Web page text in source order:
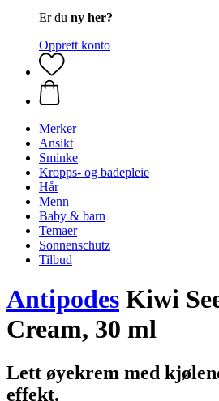
Er du ny her?
Opprett konto
Merker
Ansikt
Sminke
Kropps- og badepleie
Hår
Menn
Baby & barn
Temaer
Sonnenschutz
Tilbud
Antipodes Kiwi
Cream, 30 ml
Lett øyekrem med
effekt.